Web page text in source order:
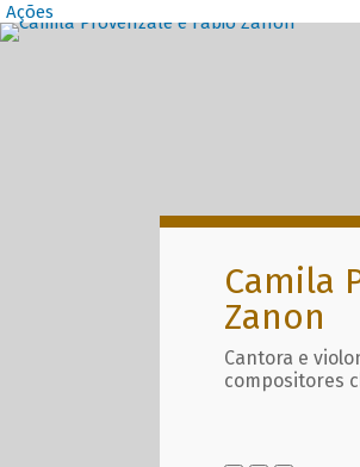
Ações
Camila
Zanon
Cantora e
compositores